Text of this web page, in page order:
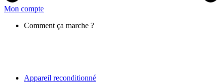
Mon compte
Comment ça marche ?
Appareil reconditionné